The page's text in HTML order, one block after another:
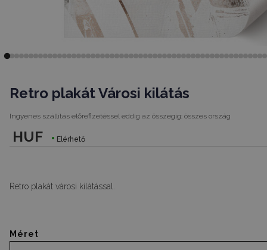
Retro plakát Városi kilátás
Ingyenes szállítás előrefizetéssel eddig az összegig: összes ország
HUF Elérhető
Retro plakát városi kilátással.
Méret